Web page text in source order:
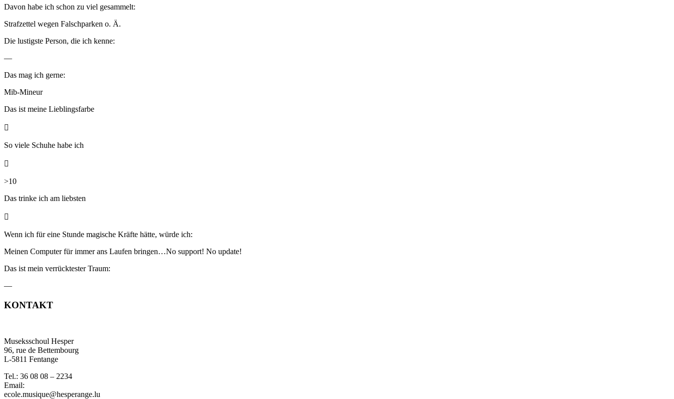
Davon habe ich schon zu viel gesammelt:
Strafzettel wegen Falschparken o. Ä.
Die lustigste Person, die ich kenne:
—
Das mag ich gerne:
Mib-Mineur
Das ist meine Lieblingsfarbe

So viele Schuhe habe ich

>10
Das trinke ich am liebsten

Wenn ich für eine Stunde magische Kräfte hätte, würde ich:
Meinen Computer für immer ans Laufen bringen…No support! No update!
Das ist mein verrücktester Traum:
—
KONTAKT
Museksschoul Hesper
96, rue de Bettembourg
L-5811 Fentange
Tel.: 36 08 08 – 2234
Email:
ecole.musique@hesperange.lu